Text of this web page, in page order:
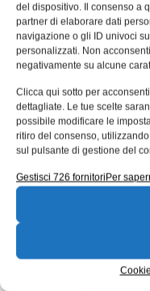
del dispositivo. Il consenso a
partner di elaborare dati
navigazione o gli ID univoci
personalizzati. Non
negativamente su alcune
Clicca qui sotto per
dettagliate. Le tue scelte
possibile modificare le
ritiro del consenso,
sul pulsante di gestione del
Gestisci 726 fornitoriPer
Parametric
PDM
progettazione
progettazione di parti
progettazione di
prototipazione digitale
rendering
Software
software di
software di sviluppo
soluzioni CAD